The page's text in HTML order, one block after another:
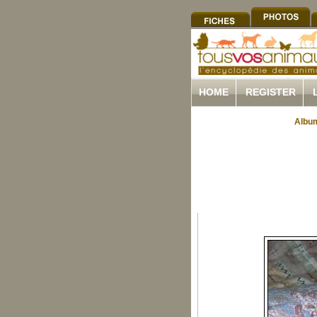
HOME REGISTER